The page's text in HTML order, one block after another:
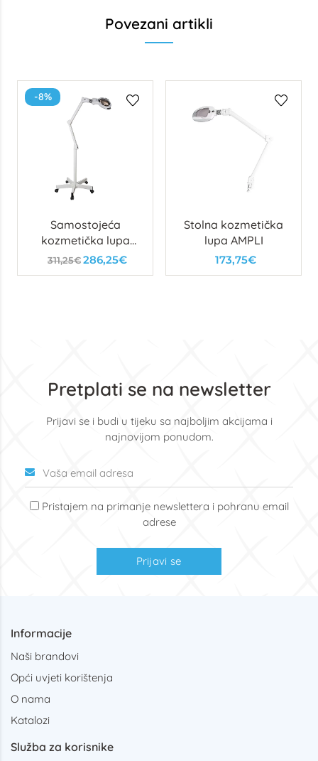
Povezani artikli
-8%
Samostojeća
kozmetička lupa
ZOOM
311,25€286,25€
Stolna kozmetička
lupa AMPLI
173,75€
Pretplati se na newsletter
Prijavi se i budi u tijeku sa najboljim akcijama i
najnovijom ponudom.
Pristajem na primanje newslettera i pohranu email
adrese
Prijavi se
Informacije
Naši brandovi
Opći uvjeti korištenja
O nama
Katalozi
Služba za korisnike